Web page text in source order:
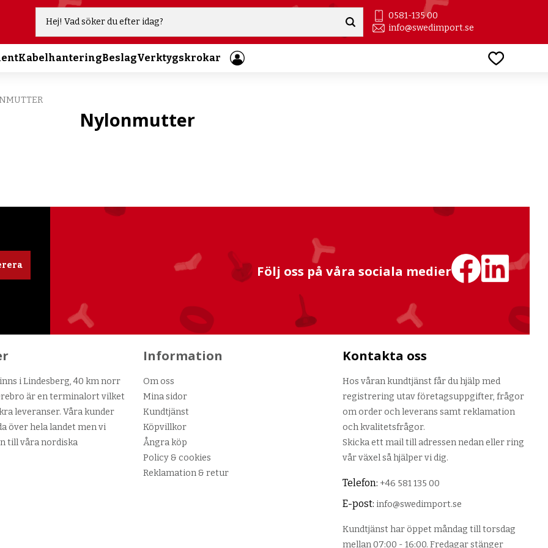
0581-135 00
info@swedimport.se
KabelhanteringBeslagVerktygskrokar
Nylonmutter
Följ oss på våra sociala medier
i Lindesberg, 40 km norr
är en terminalort vilket
leveranser. Våra kunder
över hela landet men vi
till våra nordiska
Information
Om oss
Mina sidor
Kundtjänst
Köpvillkor
Ångra köp
Policy & cookies
Reklamation & retur
Kontakta oss
Hos våran kundtjänst får du hjälp med
registrering utav företagsuppgifter, frågor
om order och leverans samt reklamation
och kvalitetsfrågor.
Skicka ett mail till adressen nedan eller ring
vår växel så hjälper vi dig.
Telefon: +46 581 135 00
E-post: info@swedimport.se
Kundtjänst har öppet måndag till torsdag
mellan 07:00 - 16:00. Fredagar stänger